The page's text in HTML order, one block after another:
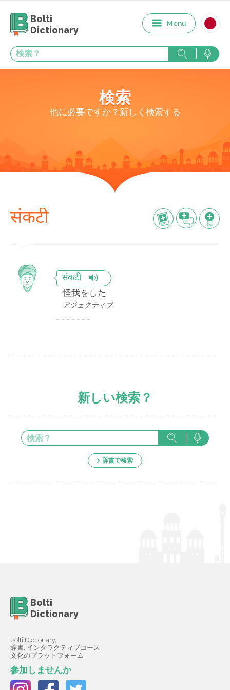
Bolti
Dictionary
Menu
検索
他に必要ですか？新しく検索する
संकटी
संकटी
怪我をした
アジェクティブ
新しい検索？
辞書で検索
Bolti
Dictionary
Bolti Dictionary,
辞書, インタラクティブコース
文化のプラットフォーム
参加しませんか